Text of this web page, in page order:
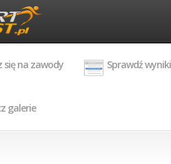
się na zawody Sprawdź wyniki
galerie